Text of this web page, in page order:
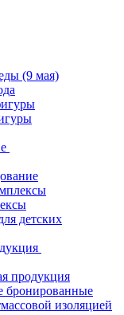
(9 мая)
детских
продукция
бронированные
изоляцией